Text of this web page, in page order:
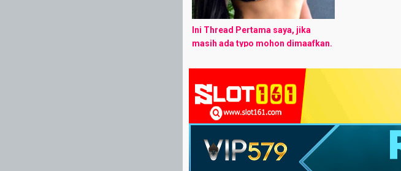
Ini Thread Pertama saya, jika
masih ada typo mohon dimaafkan.
ibu hamil. ___________________
Perkenalkan namaku Wiwi, usiaku
37 tahun ...